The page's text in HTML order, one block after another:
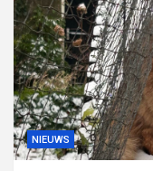
NIEUWS